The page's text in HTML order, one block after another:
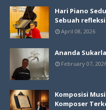
Hari Piano
Sebuah
April 08, 2026
Ananda
February 07,
Komposisi
Komposer